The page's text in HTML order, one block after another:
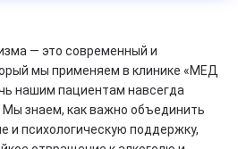
— это современный и
мы применяем в клинике «МЕД
нашим пациентам навсегда
Мы знаем, как важно объединить
и психологическую поддержку,